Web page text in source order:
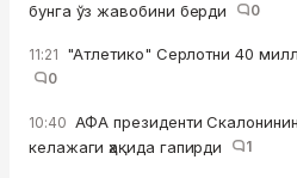
бунга ўз жавобини берди
0
11:21 "Атлетико" Серлотни 40
0
10:40 АФА президенти
келажаги ҳақида гапирди
1